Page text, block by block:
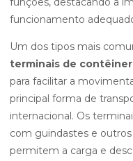
funcionamento
Um dos tipos mais
terminais de
para facilitar a
principal forma de
internacional. Os
com guindastes e
permitem a carga e